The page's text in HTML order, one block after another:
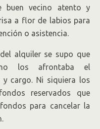
buen vecino atento y
a flor de labios para
o asistencia.
alquiler se supo que
los afrontaba el
cargo. Ni siquiera los
reservados que
para cancelar la